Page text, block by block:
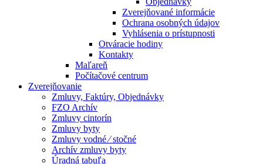
Zverejňované informácie
Ochrana osobných údajov
Vyhlásenia o prístupnosti
Otváracie hodiny
Kontakty
Maľareň
Počítačové centrum
Zverejňovanie
Zmluvy, Faktúry, Objednávky
FZO Archív
Zmluvy cintorín
Zmluvy byty
Zmluvy vodné ⁄ stočné
Archív zmluvy byty
Úradná tabuľa